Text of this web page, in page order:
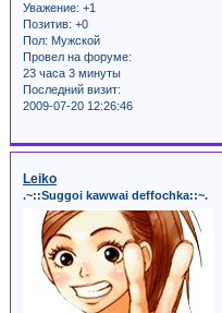
Уважение: +1
Позитив: +0
Пол: Мужской
Провел на форуме:
23 часа 3 минуты
Последний визит:
2009-07-20 12:26:46
Leiko
.~::Suggoi kawwai deffochka::~.